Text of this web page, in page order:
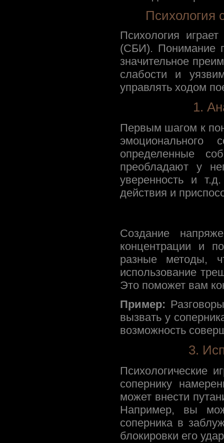
Психология
Психология
(СБИ). Понимание
значительное
слабости и
управлять ходом
1.
Первым шагом к
определенные
преобладают у
уверенность и
действия и
Создание
концентрации и
разные методы,
использование
Это поможет вам
Пример:
вызвать у
возможность
3.
Психологические
сопернику
может внести
Например, вы
соперника в
блокировки его